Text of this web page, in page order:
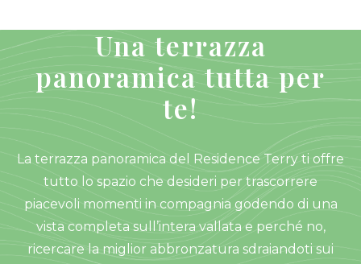
Una terrazza
panoramica tutta per
te!
La terrazza panoramica del Residence Terry ti offre
tutto lo spazio che desideri per trascorrere
piacevoli momenti in compagnia godendo di una
vista completa sull’intera vallata e perché no,
ricercare la miglior abbronzatura sdraiandoti sui